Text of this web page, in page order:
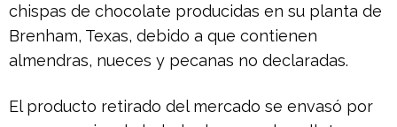
chispas de chocolate producidas en su planta de
Brenham, Texas, debido a que contienen
almendras, nueces y pecanas no declaradas.
El producto retirado del mercado se envasó por